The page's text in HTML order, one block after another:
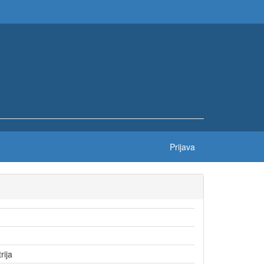
Prijava